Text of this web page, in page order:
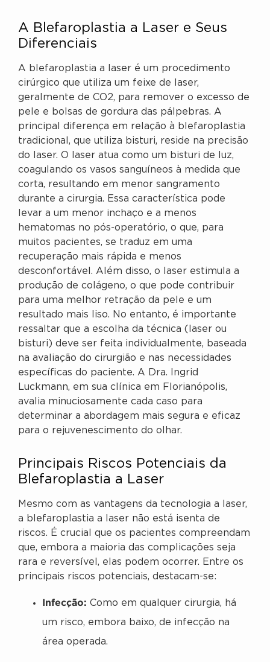
A Blefaroplastia a Laser e Seus
Diferenciais
A blefaroplastia a laser é um procedimento
cirúrgico que utiliza um feixe de laser,
geralmente de CO2, para remover o excesso de
pele e bolsas de gordura das pálpebras. A
principal diferença em relação à blefaroplastia
tradicional, que utiliza bisturi, reside na precisão
do laser. O laser atua como um bisturi de luz,
coagulando os vasos sanguíneos à medida que
corta, resultando em menor sangramento
durante a cirurgia. Essa característica pode
levar a um menor inchaço e a menos
hematomas no pós-operatório, o que, para
muitos pacientes, se traduz em uma
recuperação mais rápida e menos
desconfortável. Além disso, o laser estimula a
produção de colágeno, o que pode contribuir
para uma melhor retração da pele e um
resultado mais liso. No entanto, é importante
ressaltar que a escolha da técnica (laser ou
bisturi) deve ser feita individualmente, baseada
na avaliação do cirurgião e nas necessidades
específicas do paciente. A Dra. Ingrid
Luckmann, em sua clínica em Florianópolis,
avalia minuciosamente cada caso para
determinar a abordagem mais segura e eficaz
para o rejuvenescimento do olhar.
Principais Riscos Potenciais da
Blefaroplastia a Laser
Mesmo com as vantagens da tecnologia a laser,
a blefaroplastia a laser não está isenta de
riscos. É crucial que os pacientes compreendam
que, embora a maioria das complicações seja
rara e reversível, elas podem ocorrer. Entre os
principais riscos potenciais, destacam-se:
Infecção: Como em qualquer cirurgia, há
um risco, embora baixo, de infecção na
área operada.